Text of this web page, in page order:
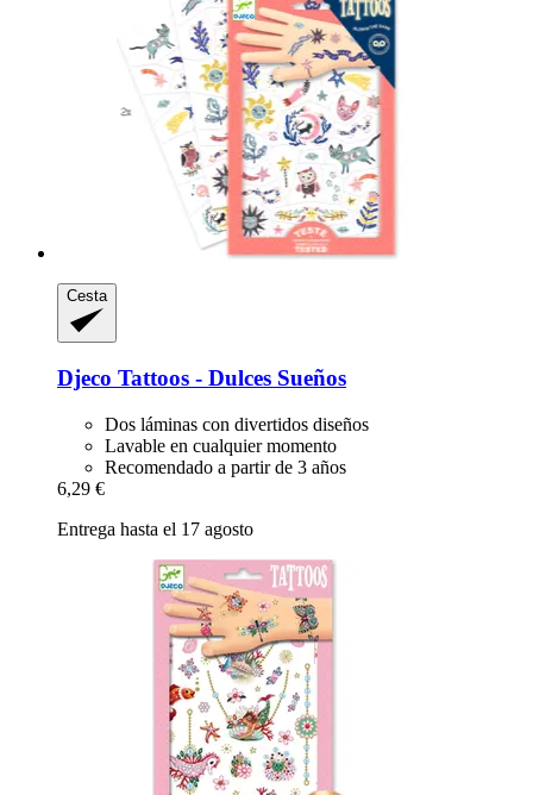
Cesta
Djeco Tattoos -​ Dulces Sueños
Dos láminas con divertidos diseños
Lavable en cualquier momento
Recomendado a partir de 3 años
6,29 €
Entrega hasta el 17 agosto